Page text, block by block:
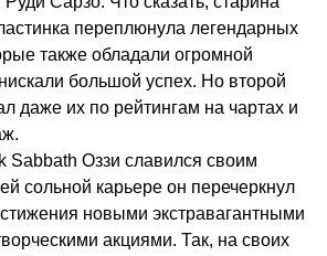
переплюнула легендарных
также обладали огромной
большой успех. Но второй
даже их по рейтингам на чартах и
Sabbath Оззи славился своим
сольной карьере он перечеркнул
новыми экстравагантными
акциями. Так, на своих